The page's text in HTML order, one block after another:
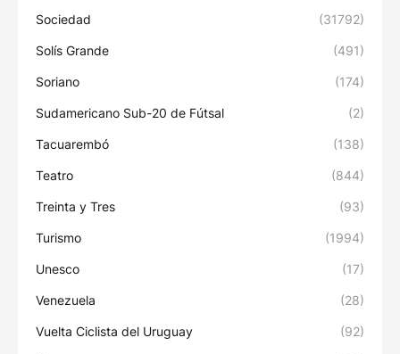
Sociedad (31792)
Solís Grande (491)
Soriano (174)
Sudamericano Sub-20 de Fútsal (2)
Tacuarembó (138)
Teatro (844)
Treinta y Tres (93)
Turismo (1994)
Unesco (17)
Venezuela (28)
Vuelta Ciclista del Uruguay (92)